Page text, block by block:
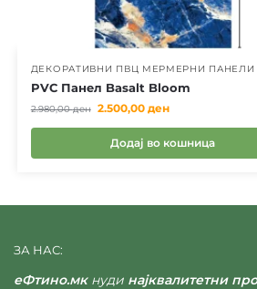
ДЕКОРАТИВНИ ПВЦ МЕРМЕРНИ ПАНЕЛИ
PVC Панел Basalt Bloom
2.980,00ден 2.500,00 ден
Додај во кошница
ЗА НАС:
еФтино.мкнуди најквалитетни